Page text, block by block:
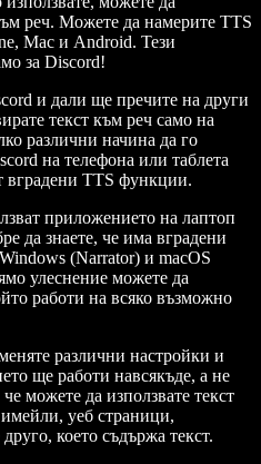
реч. Можете да намерите TTS
Mac и Android. Тези
за Discord!
и дали ще пречите на други
текст към реч само на
различни начина да го
на телефона или таблета
вградени TTS функции.
приложението на лаптоп
да знаете, че има вградени
(Narrator) и macOS
улеснение можете да
работи на всяко възможно
различни настройки и
ще работи навсякъде, а не
можете да използвате текст
уеб страници,
което съдържа текст.